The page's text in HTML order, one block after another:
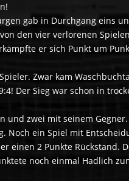
gab in Durchgang eins
den vier verlorenen
er sich Punkt um
Zwar kam
Der Sieg war schon in
und zwei mit seinem
Noch ein Spiel mit
einen 2 Punkte Rückstand.
noch einmal Hadlich